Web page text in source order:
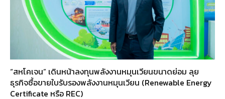
“สหโคเจน” เดินหน้าลงทุนพลังงานหมุนเวียนขนาดย่อม ลุย
ธุรกิจซื้อขายใบรับรองพลังงานหมุนเวียน (Renewable Energy
Certificate หรือ REC)